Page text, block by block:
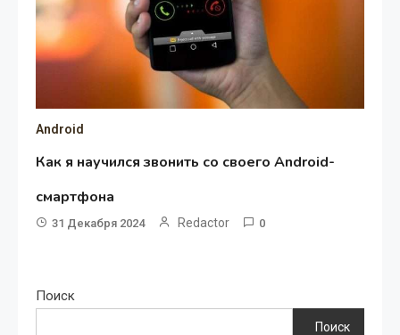
Android
Как я научился звонить со своего Android-
смартфона
31 Декабря 2024 Redactor 0
Поиск
Поиск